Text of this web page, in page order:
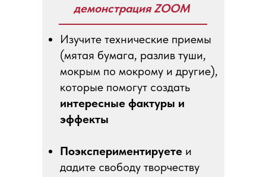
Изучите технические приемы
(мятая бумага, разлив туши,
мокрым по мокрому и другие),
которые помогут создать
интересные фактуры и
эффекты
Поэкспериментируете и
дадите свободу творчеству
демонстрация ZOOM